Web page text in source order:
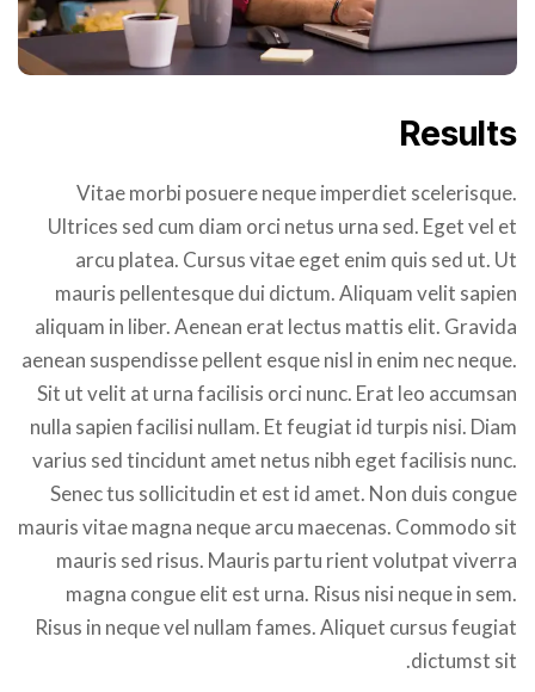
Results
Vitae morbi posuere neque imperdiet scelerisque.
Ultrices sed cum diam orci netus urna sed. Eget vel et
arcu platea. Cursus vitae eget enim quis sed ut. Ut
mauris pellentesque dui dictum. Aliquam velit sapien
aliquam in liber. Aenean erat lectus mattis elit. Gravida
aenean suspendisse pellent esque nisl in enim nec neque.
Sit ut velit at urna facilisis orci nunc. Erat leo accumsan
nulla sapien facilisi nullam. Et feugiat id turpis nisi. Diam
varius sed tincidunt amet netus nibh eget facilisis nunc.
Senec tus sollicitudin et est id amet. Non duis congue
mauris vitae magna neque arcu maecenas. Commodo sit
mauris sed risus. Mauris partu rient volutpat viverra
magna congue elit est urna. Risus nisi neque in sem.
Risus in neque vel nullam fames. Aliquet cursus feugiat
dictumst sit.